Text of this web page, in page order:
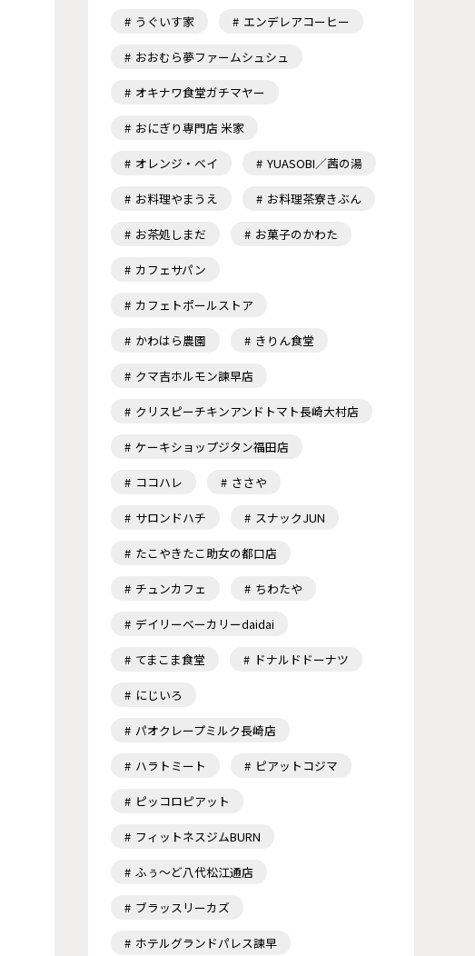
うぐいす家 エンデレアコーヒー
おおむら夢ファームシュシュ
オキナワ食堂ガチマヤー
おにぎり専門店 米家
オレンジ・ベイ YUASOBI／茜の湯
お料理やまうえ お料理茶寮きぶん
お茶処しまだ お菓子のかわた
カフェサパン
カフェトポールストア
かわはら農園 きりん食堂
クマ吉ホルモン諫早店
クリスピーチキンアンドトマト長崎大村店
ケーキショップジタン福田店
ココハレ ささや
サロンドハチ スナックJUN
たこやきたこ助女の都口店
チュンカフェ ちわたや
デイリーベーカリーdaidai
てまこま食堂 ドナルドドーナツ
にじいろ
パオクレープミルク長崎店
ハラトミート ピアットコジマ
ピッコロピアット
フィットネスジムBURN
ふぅ～ど八代松江通店
ブラッスリーカズ
ホテルグランドパレス諫早